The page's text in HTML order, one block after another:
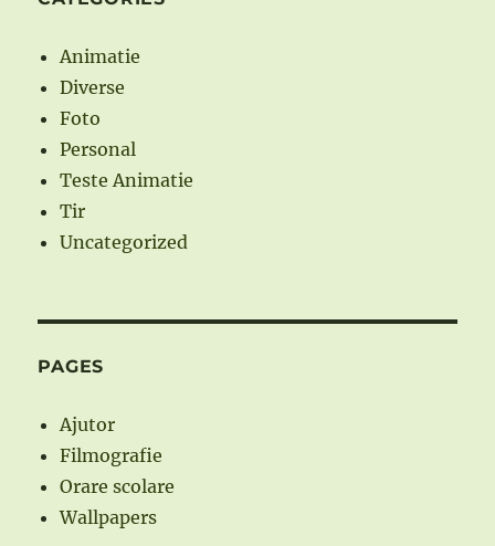
Animatie
Diverse
Foto
Personal
Teste Animatie
Tir
Uncategorized
PAGES
Ajutor
Filmografie
Orare scolare
Wallpapers